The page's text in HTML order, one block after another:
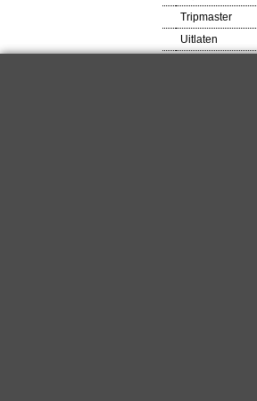
Tripmaster
Uitlaten